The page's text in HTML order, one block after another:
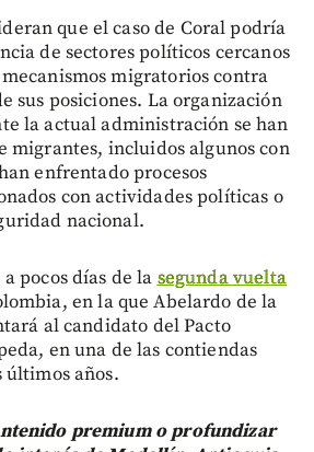
que el caso de Coral podría
de sectores políticos cercanos
migratorios contra
sus posiciones. La organización
la actual administración se han
migrantes, incluidos algunos con
enfrentado procesos
con actividades políticas o
nacional.
pocos días de la segunda vuelta
en la que Abelardo de la
al candidato del Pacto
en una de las contiendas
últimos años.
premium o profundizar